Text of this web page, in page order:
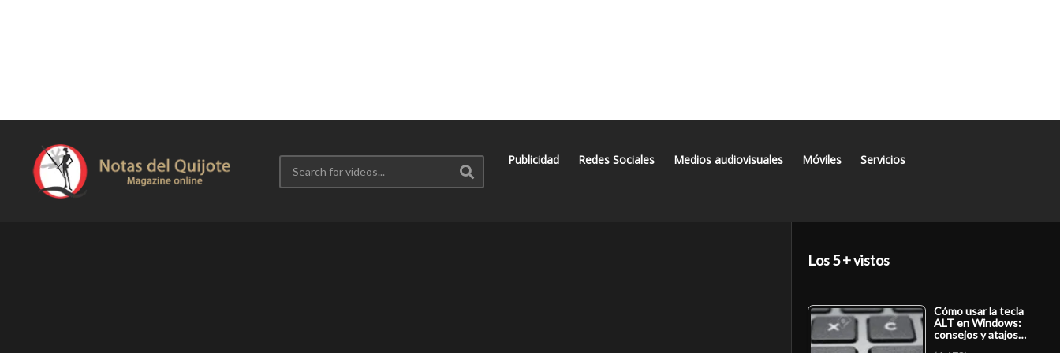
Publicidad Redes Sociales Medios audiovisuales Móviles Servicios
Los 5 + vistos
Cómo usar la tecla
ALT en Windows:
consejos y atajos…